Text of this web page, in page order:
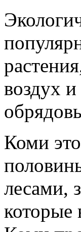
воздух
Коми
лесами,